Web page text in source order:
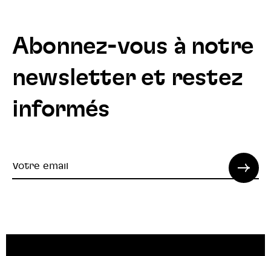
Abonnez-vous à notre
newsletter et restez
informés
Votre